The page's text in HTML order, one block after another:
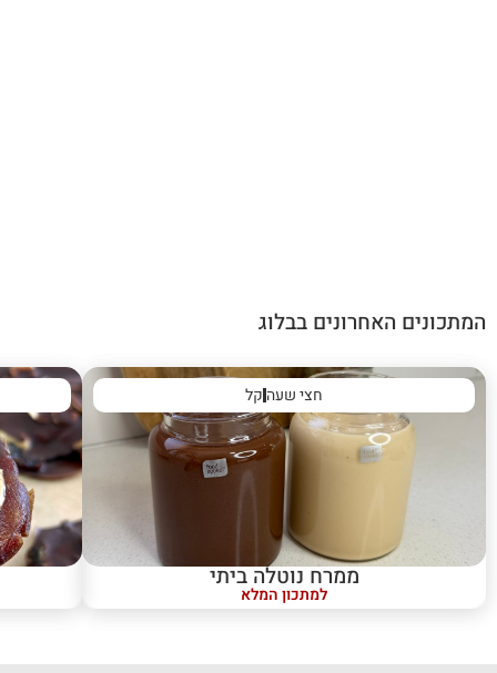
המתכונים האחרונים בבלוג
חצי שעהקל
ממרח נוטלה ביתי
למתכון המלא